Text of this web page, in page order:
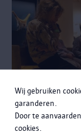
Wij gebruiken
garanderen.
Door te
cookies.